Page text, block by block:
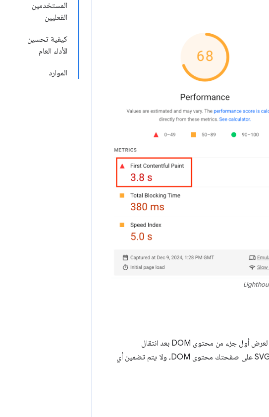
المستخدمين
الفعليين
كيفية تحسين
الأداء العام
الموارد
يقيس مقياس "الوقت المطلوب لبدء عرض الصفحة" المدة التي يستغرقها المتصفّح لعرض أول جزء من محتوى DOM بعد انتقال
غير البيضاء ورسومات SVG على صفحتك محتوى DOM، ولا يتم تضمين أي